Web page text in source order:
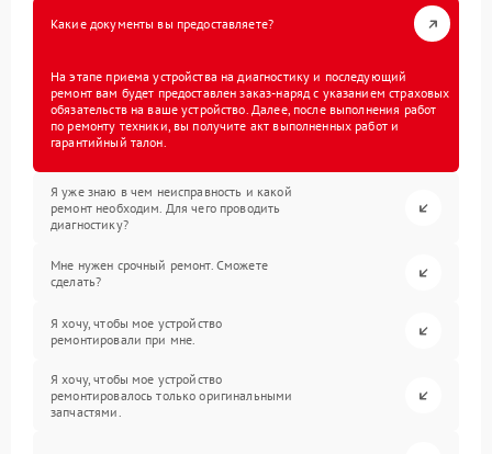
Какие документы вы предоставляете?
На этапе приема устройства на диагностику и последующий
ремонт вам будет предоставлен заказ-наряд с указанием страховых
обязательств на ваше устройство. Далее, после выполнения работ
по ремонту техники, вы получите акт выполненных работ и
гарантийный талон.
Я уже знаю в чем неисправность и какой
ремонт необходим. Для чего проводить
диагностику?
Мне нужен срочный ремонт. Сможете
сделать?
Я хочу, чтобы мое устройство
ремонтировали при мне.
Я хочу, чтобы мое устройство
ремонтировалось только оригинальными
запчастями.